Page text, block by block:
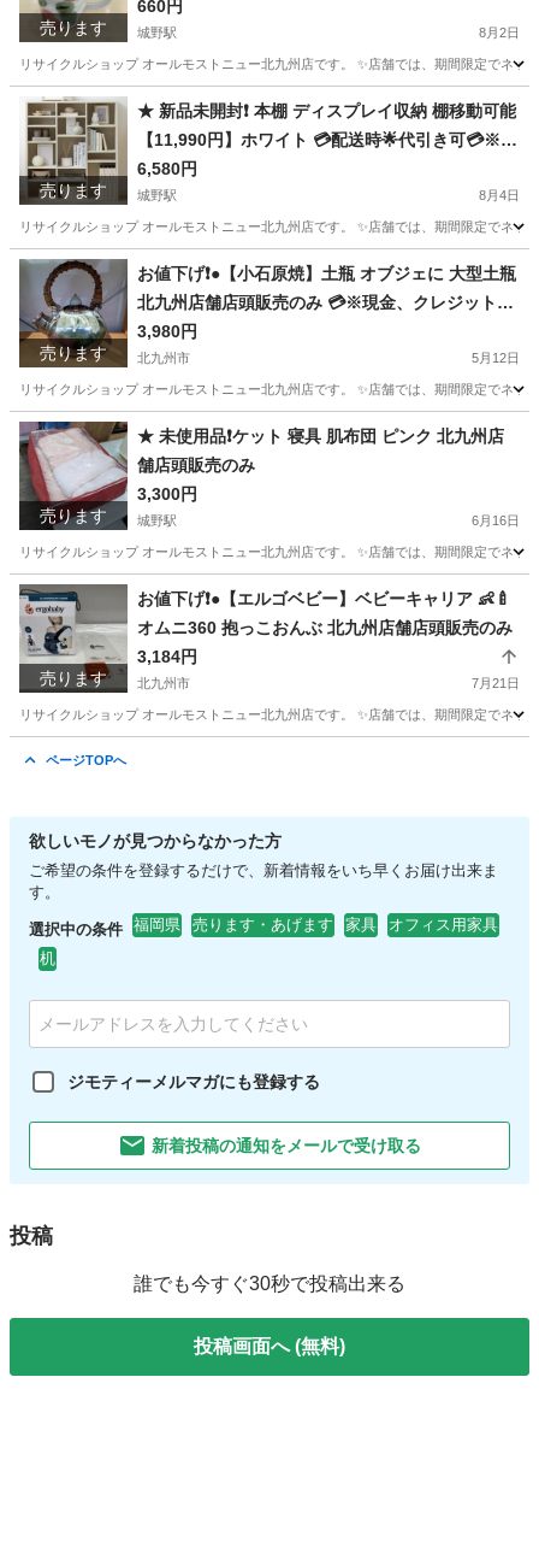
売ります
660円
城野駅 8月2日
リサイクルショップ オールモストニュー北九州店です。 ✨️店舗では、期間限定でネ
福岡 北九州市 城野駅 食器 商品
売ります
★ 新品未開封❗️ 本棚 ディスプレイ収納 棚移動可能
【11,990円】ホワイト 💳配送時🌟代引き可💳※現
金、クレジット、スマホ決済対応※
6,580円
城野駅 8月4日
リサイクルショップ オールモストニュー北九州店です。 ✨️店舗では、期間限定でネ
福岡 北九州市 城野駅 収納家具 商品
売ります
お値下げ❗️●【小石原焼】土瓶 オブジェに 大型土瓶
北九州店舗店頭販売のみ 💳※現金、クレジット、
スマホ決済対応※
3,980円
北九州市 5月12日
リサイクルショップ オールモストニュー北九州店です。 ✨️店舗では、期間限定でネ
福岡 北九州市 インテリア雑貨/小物 商品
売ります
★ 未使用品❗️ケット 寝具 肌布団 ピンク 北九州店
舗店頭販売のみ
3,300円
城野駅 6月16日
リサイクルショップ オールモストニュー北九州店です。 ✨️店舗では、期間限定でネ
福岡 北九州市 城野駅 寝具 商品
売ります
お値下げ❗●【エルゴベビー】ベビーキャリア 👶🍼
オムニ360 抱っこおんぶ 北九州店舗店頭販売のみ
3,184円
北九州市 7月21日
リサイクルショップ オールモストニュー北九州店です。 ✨️店舗では、期間限定でネ
ページTOPへ
欲しいモノが見つからなかった方
ご希望の条件を登録するだけで、新着情報をいち早くお届け出来ま
す。
選択中の条件 福岡県 売ります・あげます 家具
オフィス用家具
机
ジモティーメルマガにも登録する
新着投稿の通知をメールで受け取る
投稿
誰でも今すぐ30秒で投稿出来る
投稿画面へ (無料)